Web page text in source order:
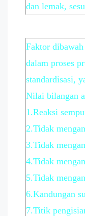
dan lemak,
Faktor
dalam proses
standardisasi,
Nilai bilangan
1.Reaksi
2.Tidak
3.Tidak
4.Tidak
5.Tidak
6.Kandungan
7.Titik